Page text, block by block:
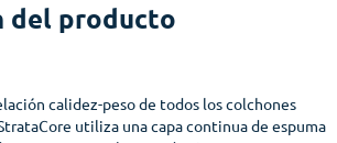
del producto
calidez-peso de todos los colchones
utiliza una capa continua de espuma